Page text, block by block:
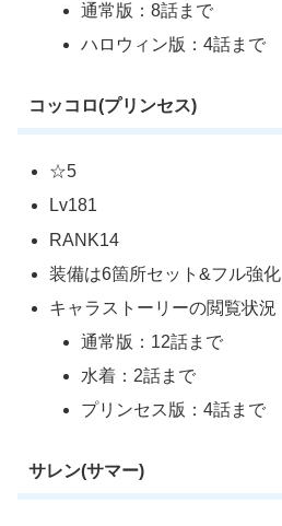
通常版：8話まで
ハロウィン版：4話まで
コッコロ(プリンセス)
☆5
Lv181
RANK14
装備は6箇所セット&フル強化
キャラストーリーの閲覧状況
通常版：12話まで
水着：2話まで
プリンセス版：4話まで
サレン(サマー)